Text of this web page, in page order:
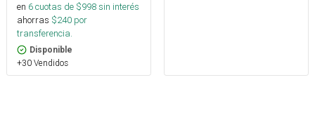
en 6cuotas de $998sin interés
ahorras $240 por
transferencia.
Disponible
+30 Vendidos